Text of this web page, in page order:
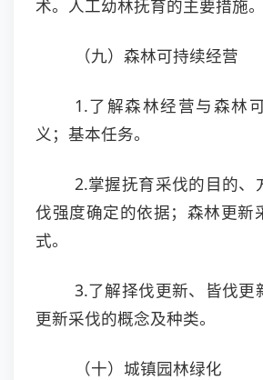
术。人工幼林抚育的主要措施。
（九）森林可持续经营
1.了解森林经营与森林
义；基本任务。
2.掌握抚育采伐的目的、
伐强度确定的依据；森林更新
式。
3.了解择伐更新、皆伐更
更新采伐的概念及种类。
（十）城镇园林绿化